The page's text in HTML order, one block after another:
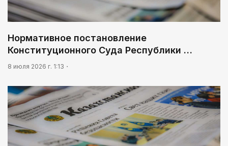
Жизнь за окном
Нужен ли бумажный документ?
Нормативное постановление
Конституционного Суда Республики …
8 июля 2026 г. 1:13